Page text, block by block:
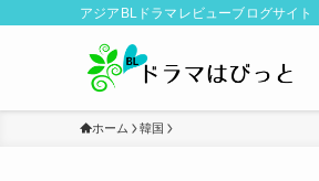
アジアBLドラマレビューブログサイ
ホーム 韓国